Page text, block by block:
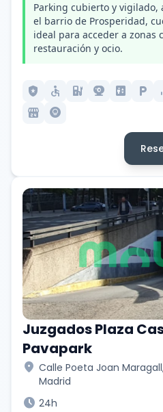
Parking cubierto y vigilado,
el barrio de Prosperidad,
ideal para acceder a zonas
restauración y ocio.
local_police accessible ev_station camera_video elevator local_parking
local_convenience_store
lightbulb_circle
Juzgados Plaza
Pavapark
location_on Calle Poeta Joan
Madrid
schedule 24h